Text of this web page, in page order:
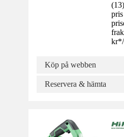
(13)
kr*/
Köp på webben
Reservera & hämta